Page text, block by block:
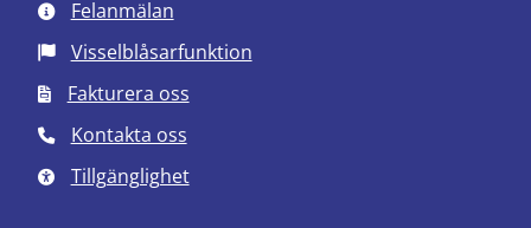
Felanmälan
Visselblåsarfunktion
Fakturera oss
Kontakta oss
Tillgänglighet